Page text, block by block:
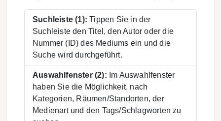
Suchleiste (1): Tippen Sie in der
Suchleiste den Titel, den Autor oder die
Nummer (ID) des Mediums ein und die
Suche wird durchgeführt.
Auswahlfenster (2): Im Auswahlfenster
haben Sie die Möglichkeit, nach
Kategorien, Räumen/Standorten, der
Medienart und den Tags/Schlagworten zu